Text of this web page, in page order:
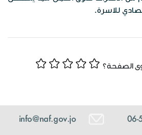
للاسرة.
الصفحة؟